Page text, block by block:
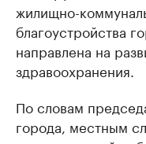
жилищно-
благоустройства
направлена на
здравоохранения.
По словам
города, местным